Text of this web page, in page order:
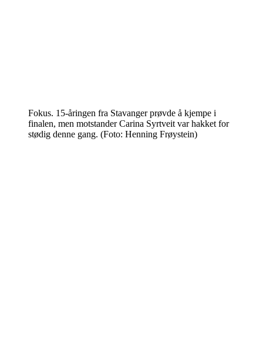
Fokus. 15-åringen fra Stavanger prøvde å kjempe i
finalen, men motstander Carina Syrtveit var hakket for
stødig denne gang. (Foto: Henning Frøystein)